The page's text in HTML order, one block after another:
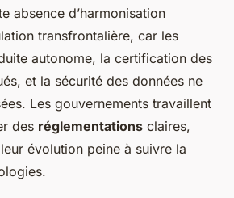
absence d’harmonisation
transfrontalière, car les
autonome, la certification des
et la sécurité des données ne
Les gouvernements travaillent
des réglementations claires,
évolution peine à suivre la